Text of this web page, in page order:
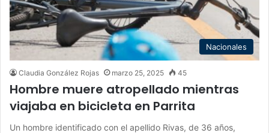
Nacionales
Claudia González Rojas marzo 25, 2025 45
Hombre muere atropellado mientras
viajaba en bicicleta en Parrita
Un hombre identificado con el apellido Rivas, de 36 años,